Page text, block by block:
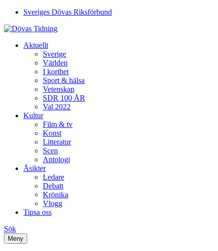
Sveriges Dövas Riksförbund
Aktuellt
Sverige
Världen
I korthet
Sport & hälsa
Vetenskap
SDR 100 ÅR
Val 2022
Kultur
Film & tv
Konst
Litteratur
Scen
Antologi
Åsikter
Ledare
Debatt
Krönika
Vlogg
Tipsa oss
Sök
Meny